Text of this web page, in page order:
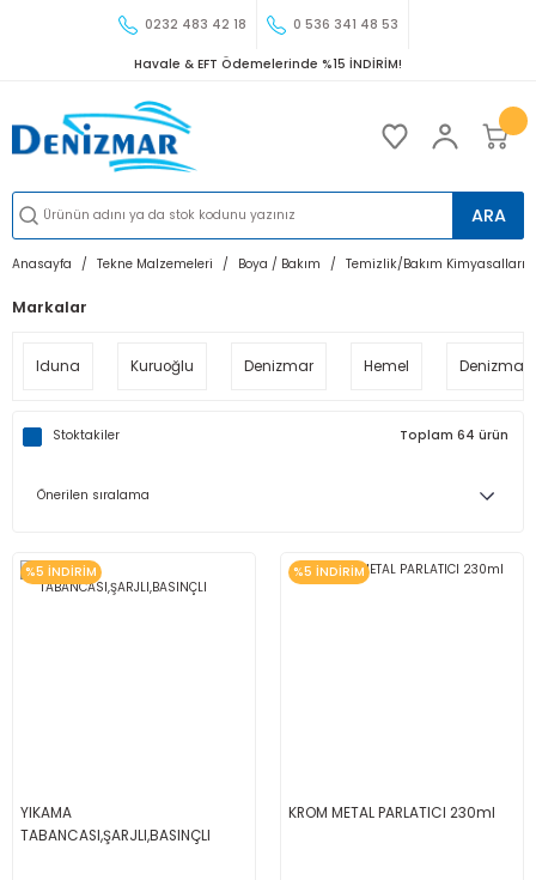
0232 483 42 18 0 536 341 48 53
Havale & EFT Ödemelerinde %15 İNDİRİM!
ARA
Anasayfa Tekne Malzemeleri Boya / Bakım Temizlik/Bakım Kimyasalları
Markalar
Iduna Kuruoğlu Denizmar Hemel Denizmar
Stoktakiler Toplam 64 ürün
%5 İNDİRİM
YIKAMA
TABANCASI,ŞARJLI,BASINÇLI
%5 İNDİRİM
KROM METAL PARLATICI 230ml